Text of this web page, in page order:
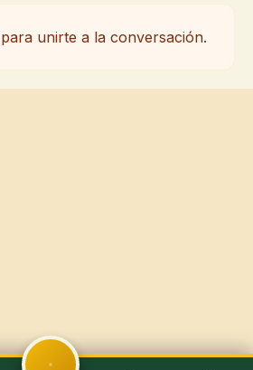
para unirte a la conversación.